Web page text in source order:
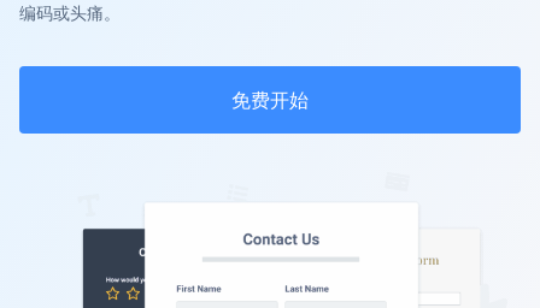
编码或头痛。
免费开始